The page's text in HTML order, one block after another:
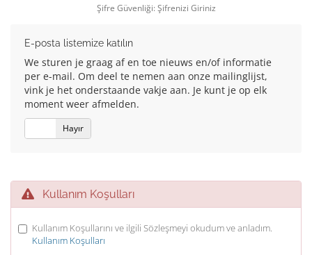
Şifre Güvenliği: Şifrenizi Giriniz
E-posta listemize katılın
We sturen je graag af en toe nieuws en/of informatie
per e-mail. Om deel te nemen aan onze mailinglijst,
vink je het onderstaande vakje aan. Je kunt je op elk
moment weer afmelden.
Hayır
Kullanım Koşulları
Kullanım Koşullarını ve ilgili Sözleşmeyi okudum ve anladım.
Kullanım Koşulları